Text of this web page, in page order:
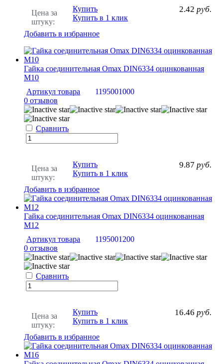
Цена за
штуку:
2.42 руб.
Купить
Купить в 1 клик
Добавить в избранное
Гайка соединительная Omax DIN6334 оцинкованная
M10
Артикул товара
1195001000
0 отзывов
Сравнить
Цена за
штуку:
9.87 руб.
Купить
Купить в 1 клик
Добавить в избранное
Гайка соединительная Omax DIN6334 оцинкованная
M12
Артикул товара
1195001200
0 отзывов
Сравнить
Цена за
штуку:
16.46 руб.
Купить
Купить в 1 клик
Добавить в избранное